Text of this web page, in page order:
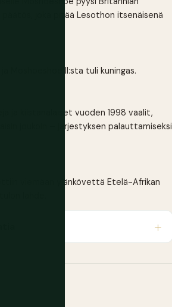
joka pitää Lesothon itsenäisenä
Moshoeshoe II:sta tuli kuningas.
ja kiistanalaiset vuoden 1998 vaalit,
joukoin – järjestyksen palauttamiseksi
viemään ylänkövettä Etelä-Afrikan
lähde.